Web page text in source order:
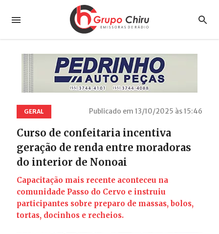
GERAL Publicado em 13/10/2025 às 15:46
Curso de confeitaria incentiva
geração de renda entre moradoras
do interior de Nonoai
Capacitação mais recente aconteceu na
comunidade Passo do Cervo e instruiu
participantes sobre preparo de massas, bolos,
tortas, docinhos e recheios.